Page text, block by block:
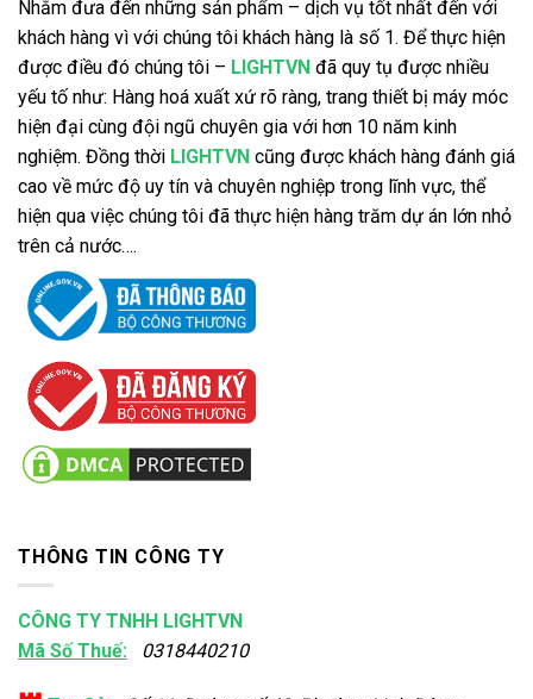
Nhằm đưa đến những sản phẩm – dịch vụ tốt nhất đến với
khách hàng vì với chúng tôi khách hàng là số 1. Để thực hiện
được điều đó chúng tôi – LIGHTVN đã quy tụ được nhiều
yếu tố như: Hàng hoá xuất xứ rõ ràng, trang thiết bị máy móc
hiện đại cùng đội ngũ chuyên gia với hơn 10 năm kinh
nghiệm. Đồng thời LIGHTVN cũng được khách hàng đánh giá
cao về mức độ uy tín và chuyên nghiệp trong lĩnh vực, thể
hiện qua việc chúng tôi đã thực hiện hàng trăm dự án lớn nhỏ
trên cả nước….
THÔNG TIN CÔNG TY
CÔNG TY TNHH LIGHTVN
Mã Số Thuế: 0318440210